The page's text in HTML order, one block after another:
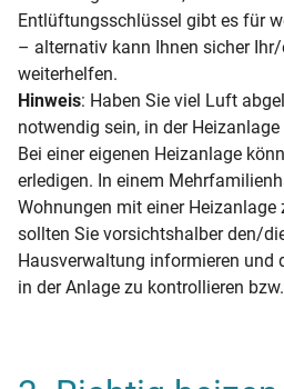
Entlüftungsschlüssel gibt es für
– alternativ kann Ihnen sicher
weiterhelfen.
Hinweis: Haben Sie viel Luft
notwendig sein, in der
Bei einer eigenen Heizanlage
erledigen. In einem
Wohnungen mit einer Heizanlage
sollten Sie vorsichtshalber den/
Hausverwaltung informieren und
in der Anlage zu kontrollieren